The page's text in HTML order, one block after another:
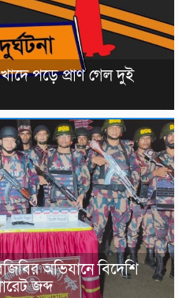
পড়ে প্রাণ গেল দুই
অভিযানে বিদেশি
জব্দ